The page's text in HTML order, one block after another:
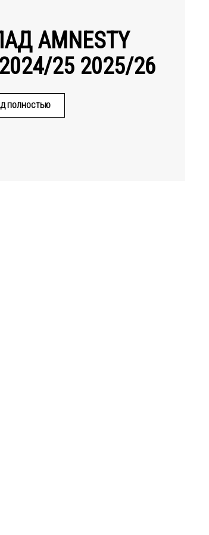
AMNESTY
25 2025/26
ПОЛНОСТЬЮ